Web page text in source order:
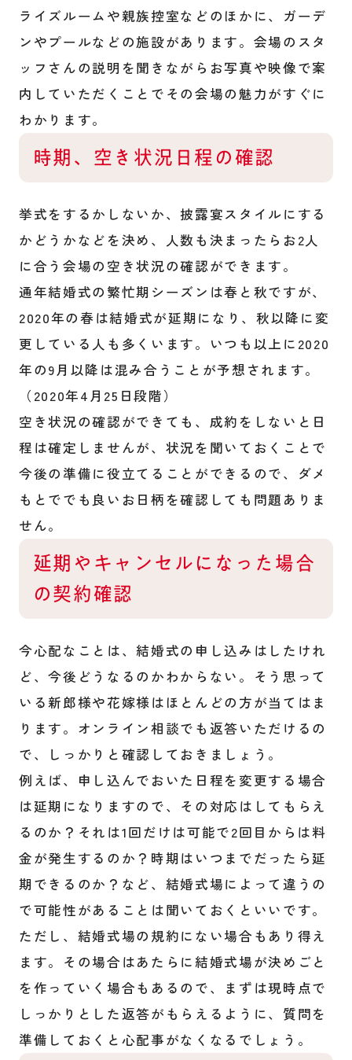
ライズルームや親族控室などのほかに、ガーデ
ンやプールなどの施設があります。会場のスタ
ッフさんの説明を聞きながらお写真や映像で案
内していただくことでその会場の魅力がすぐに
わかります。
時期、空き状況日程の確認
挙式をするかしないか、披露宴スタイルにする
かどうかなどを決め、人数も決まったらお2人
に合う会場の空き状況の確認ができます。
通年結婚式の繁忙期シーズンは春と秋ですが、
2020年の春は結婚式が延期になり、秋以降に変
更している人も多くいます。いつも以上に2020
年の9月以降は混み合うことが予想されます。
（2020年4月25日段階）
空き状況の確認ができても、成約をしないと日
程は確定しませんが、状況を聞いておくことで
今後の準備に役立てることができるので、ダメ
もとででも良いお日柄を確認しても問題ありま
せん。
延期やキャンセルになった場合
の契約確認
今心配なことは、結婚式の申し込みはしたけれ
ど、今後どうなるのかわからない。そう思って
いる新郎様や花嫁様はほとんどの方が当てはま
ります。オンライン相談でも返答いただけるの
で、しっかりと確認しておきましょう。
例えば、申し込んでおいた日程を変更する場合
は延期になりますので、その対応はしてもらえ
るのか？それは1回だけは可能で2回目からは料
金が発生するのか？時期はいつまでだったら延
期できるのか？など、結婚式場によって違うの
で可能性があることは聞いておくといいです。
ただし、結婚式場の規約にない場合もあり得え
ます。その場合はあたらに結婚式場が決めごと
を作っていく場合もあるので、まずは現時点で
しっかりとした返答がもらえるように、質問を
準備しておくと心配事がなくなるでしょう。